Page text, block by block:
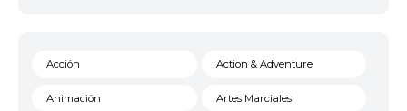
Acción Action & Adventure
Animación Artes Marciales